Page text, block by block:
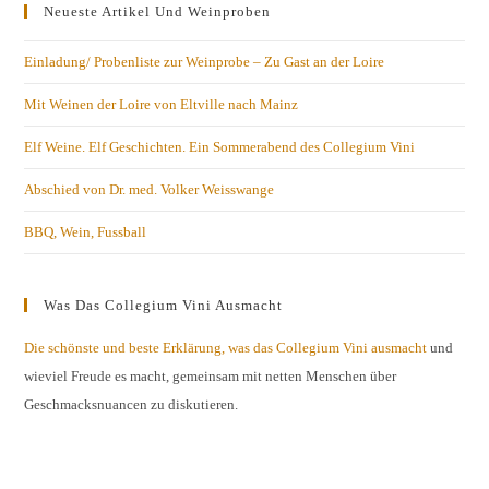
Neueste Artikel Und Weinproben
Einladung/ Probenliste zur Weinprobe – Zu Gast an der Loire
Mit Weinen der Loire von Eltville nach Mainz
Elf Weine. Elf Geschichten. Ein Sommerabend des Collegium Vini
Abschied von Dr. med. Volker Weisswange
BBQ, Wein, Fussball
Was Das Collegium Vini Ausmacht
Die schönste und beste Erklärung, was das Collegium Vini ausmacht und
wieviel Freude es macht, gemeinsam mit netten Menschen über
Geschmacksnuancen zu diskutieren.